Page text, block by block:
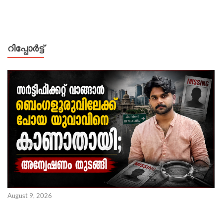
റിപ്പോര്‍ട്ട്
August 9, 2026